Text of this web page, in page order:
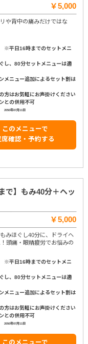
￥5,000
や背中の痛みだけではな
※平日16時までのセットメニ
し、80分セットメニューは適
メニュー追加によるセット割は
方はお気軽にお声掛けください
との併用不可
2050年07月11日
このメニューで
席確認・予約する
で】もみ40分＋ヘッ
￥5,000
みほぐし40分に、ドライヘ
頭痛・眼精疲労でお悩みの
※平日16時までのセットメニ
し、80分セットメニューは適
メニュー追加によるセット割は
方はお気軽にお声掛けください
との併用不可
2050年07月11日